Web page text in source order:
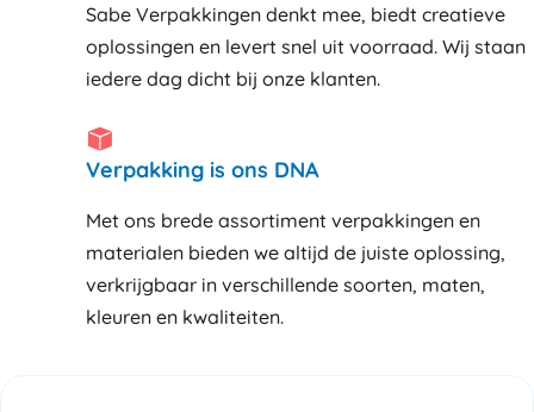
Sabe Verpakkingen denkt mee, biedt creatieve
oplossingen en levert snel uit voorraad. Wij staan
iedere dag dicht bij onze klanten
Verpakking is ons DNA
Met ons brede assortiment verpakkingen en
materialen bieden we altijd de juiste oplossing,
verkrijgbaar in verschillende soorten, maten,
kleuren en kwaliteiten.